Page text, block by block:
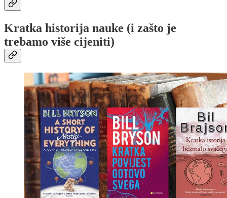
Kratka historija nauke (i zašto je
trebamo više cijeniti)